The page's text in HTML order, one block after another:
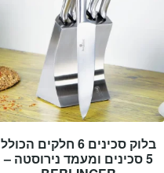
בלוק סכינים 6 חלקים הכולל
5 סכינים ומעמד נירוסטה –